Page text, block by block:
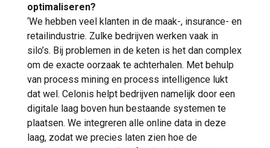
optimaliseren?
‘We hebben veel klanten in de maak-, insurance- en
retailindustrie. Zulke bedrijven werken vaak in
silo’s. Bij problemen in de keten is het dan complex
om de exacte oorzaak te achterhalen. Met behulp
van process mining en process intelligence lukt
dat wel. Celonis helpt bedrijven namelijk door een
digitale laag boven hun bestaande systemen te
plaatsen. We integreren alle online data in deze
laag, zodat we precies laten zien hoe de